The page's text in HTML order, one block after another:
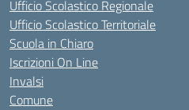
Ufficio Scolastico Regionale
Ufficio Scolastico Territoriale
Scuola in Chiaro
Iscrizioni On Line
Invalsi
Comune